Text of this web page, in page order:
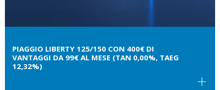
PIAGGIO LIBERTY 125/150 CON 400€ DI
VANTAGGI DA 99€ AL MESE (TAN 0,00%, TAEG
12,32%)